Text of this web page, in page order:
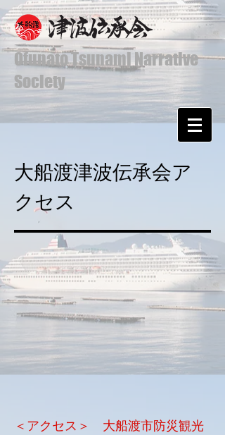
Ofunato Tsunami Narrative
Society
大船渡津波伝承会ア
クセス
＜アクセス＞
大船渡市防災観光